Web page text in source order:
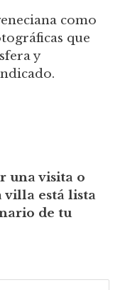
como
que
y
una visita o
está lista
de tu